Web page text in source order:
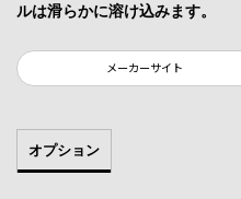
ルは滑らかに溶け込みます。
メーカーサイト
オプション